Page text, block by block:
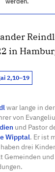
in
2,10–19
war lange in
von
und Pastor
Wipptal. Er ist
drei
Gemeinden und